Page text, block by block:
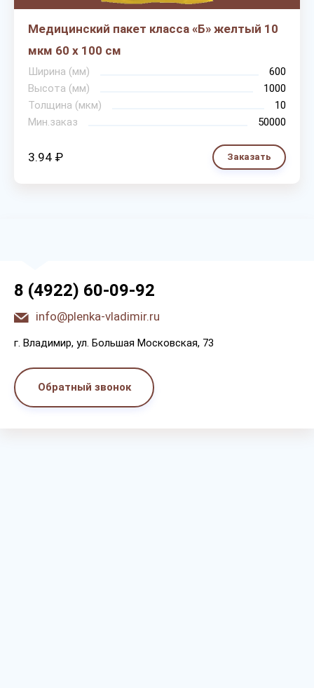
Медицинский пакет класса «Б» желтый 10
мкм 60 х 100 см
Ширина (мм)
600
Высота (мм)
1000
Толщина (мкм)
10
Мин.заказ
50000
3.94 ₽ Заказать
8 (4922) 60-09-92
info@plenka-vladimir.ru
г. Bлaдимиp, yл. Бoльшaя Мocкoвcкaя, 73
Обратный звонок